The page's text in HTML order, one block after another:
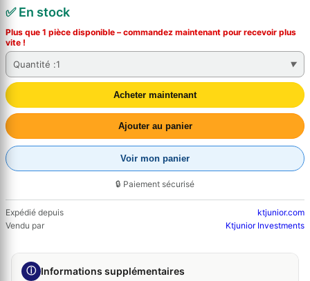
✅ En stock
Plus que 1 pièce disponible – commandez maintenant pour recevoir plus
vite !
Quantité :1
Acheter maintenant
Ajouter au panier
Voir mon panier
🔒 Paiement sécurisé
Expédié depuis
ktjunior.com
Vendu par
Ktjunior Investments
ⓘ Informations supplémentaires